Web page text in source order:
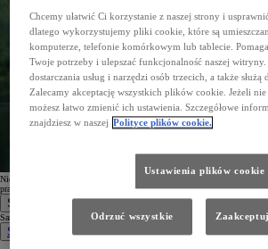
Nie możesz znaleźć wiadomości? Sprawdź folder SPAM lub spróbuj
prawidłowego adresu e-mail.
Samochody
Samochody
Samochody osobowe
Chcemy ułatwić Ci korzystanie z naszej strony i
dlatego wykorzystujemy pliki cookie, które są
komputerze, telefonie komórkowym lub tablecie.
Twoje potrzeby i ulepszać funkcjonalność naszej
dostarczania usług i narzędzi osób trzecich, a także
Zalecamy akceptację wszystkich plików cookie. Jeżeli
możesz łatwo zmienić ich ustawienia. Szczegółowe
znajdziesz w naszej Polityce plików cookie.
Ustawienia plików cookie
Odrzuć wszystkie